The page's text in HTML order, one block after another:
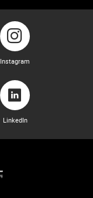
Instagram
LinkedIn